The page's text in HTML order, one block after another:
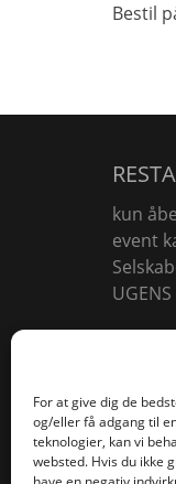
For at give dig de
og/eller få adgang til
teknologier, kan vi
websted. Hvis du ikke
Bestil
kun
event
Åben